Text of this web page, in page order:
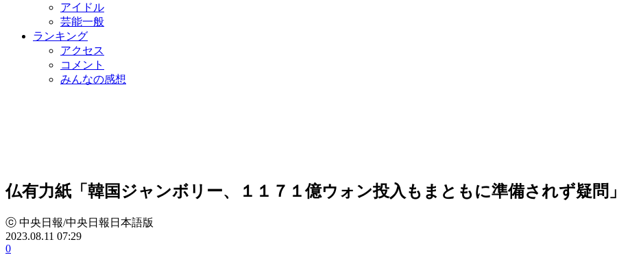
アイドル
芸能一般
ランキング
アクセス
コメント
みんなの感想
仏有力紙「韓国ジャンボリー、１１７１億ウォン投入もまともに準備されず疑問」
ⓒ 中央日報/中央日報日本語版
2023.08.11 07:29
0